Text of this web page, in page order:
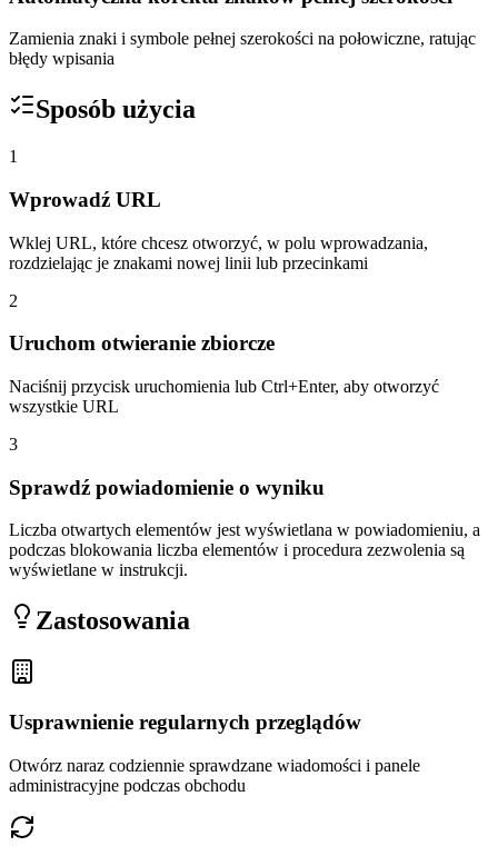
Zamienia znaki i symbole pełnej szerokości na połowiczne, ratując
błędy wpisania
Sposób użycia
1
Wprowadź URL
Wklej URL, które chcesz otworzyć, w polu wprowadzania,
rozdzielając je znakami nowej linii lub przecinkami
2
Uruchom otwieranie zbiorcze
Naciśnij przycisk uruchomienia lub Ctrl+Enter, aby otworzyć
wszystkie URL
3
Sprawdź powiadomienie o wyniku
Liczba otwartych elementów jest wyświetlana w powiadomieniu, a
podczas blokowania liczba elementów i procedura zezwolenia są
wyświetlane w instrukcji.
Zastosowania
Usprawnienie regularnych przeglądów
Otwórz naraz codziennie sprawdzane wiadomości i panele
administracyjne podczas obchodu